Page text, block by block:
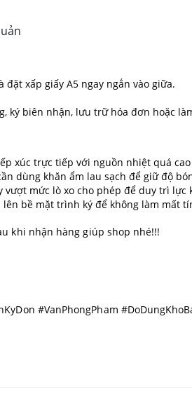
xấp giấy A5 ngay ngắn vào giữa.
ký biên nhận, lưu trữ hóa đơn hoặc
xúc trực tiếp với nguồn nhiệt quá
dùng khăn ẩm lau sạch để giữ độ
vượt mức lò xo cho phép để duy trì lực
bề mặt trình ký để không làm mất
khi nhận hàng giúp shop nhé!!!
#VanPhongPham